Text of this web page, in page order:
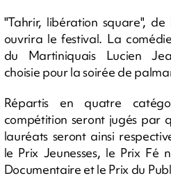
"Tahrir, libération square",
ouvrira le festival. La
du Martiniquais Lucien
choisie pour la soirée de
Répartis en quatre
compétition seront jugés par
lauréats seront ainsi
le Prix Jeunesses, le Prix Fé
Documentaire et le Prix du